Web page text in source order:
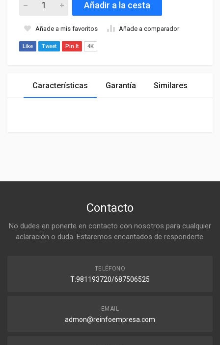
Añadir a la cesta
Añade a mis favoritos Añade a comparador
Like Tweet Pin It 4K
Características Garantía Similares
Contacto
No dudes en ponerte en contacto con nosotros para cualquier
aclaración o duda. Estaremos encantados de responderte.
TELÉFONO
T:981193720/687506525
EMAIL
admon@reinfoempresa.com